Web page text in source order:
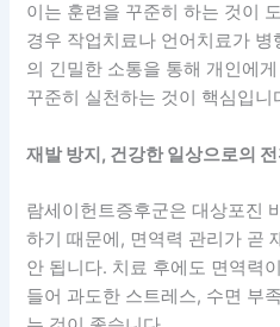
이는 훈련을 꾸준히 하는 것이
경우 작업치료나 언어치료가
의 긴밀한 소통을 통해 개인에
꾸준히 실천하는 것이 핵심입니
재발 방지, 건강한 일상으로의
람세이헌트증후군은 대상포진
하기 때문에, 면역력 관리가 곧
안 됩니다. 치료 후에도 면역력
들어 과도한 스트레스, 수면 부